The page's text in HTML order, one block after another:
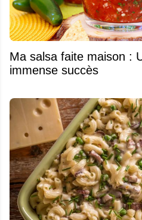
Ma salsa faite maison :
immense succès